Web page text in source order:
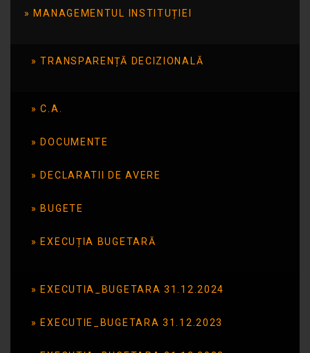
MANAGEMENTUL INSTITUȚIEI
TRANSPARENȚĂ DECIZIONALĂ
C.A.
DOCUMENTE
DECLARATII DE AVERE
BUGETE
EXECUȚIA BUGETARĂ
EXECUTIA_BUGETARA 31.12.2024
EXECUTIE_BUGETARA 31.12.2023
Conștientizare a
Publicat în data de: 29 aprilie 2026